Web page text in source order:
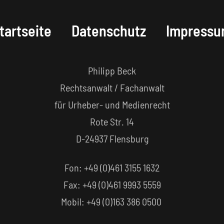
Datenschutz
Philipp Beck
Rechtsanwalt / Fachanwalt
für Urheber- und Medienrecht
Rote Str. 14
D-24937 Flensburg
Fon: +49 (0)461 3155 1632‬
Fax: +49 (0)461 9993 5559‬
Mobil: +49 (0)163 386 0500